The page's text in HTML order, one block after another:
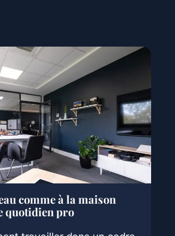
comme à la maison
quotidien pro